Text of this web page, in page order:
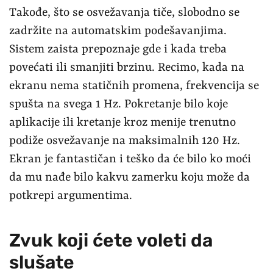
Takođe, što se osvežavanja tiče, slobodno se
zadržite na automatskim podešavanjima.
Sistem zaista prepoznaje gde i kada treba
povećati ili smanjiti brzinu. Recimo, kada na
ekranu nema statičnih promena, frekvencija se
spušta na svega 1 Hz. Pokretanje bilo koje
aplikacije ili kretanje kroz menije trenutno
podiže osvežavanje na maksimalnih 120 Hz.
Ekran je fantastičan i teško da će bilo ko moći
da mu nađe bilo kakvu zamerku koju može da
potkrepi argumentima.
Zvuk koji ćete voleti da
slušate